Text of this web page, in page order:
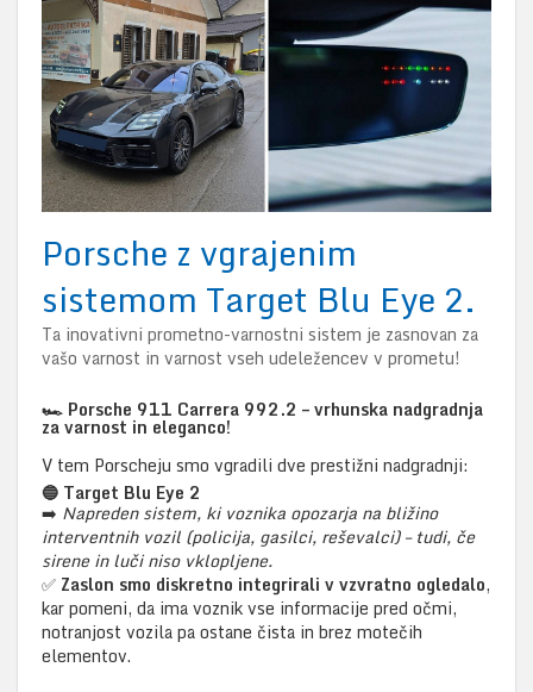
Porsche z vgrajenim
sistemom Target Blu Eye 2.
Ta inovativni prometno-varnostni sistem je zasnovan za
vašo varnost in varnost vseh udeležencev v prometu!
🏎️ Porsche 911 Carrera 992.2 – vrhunska nadgradnja
za varnost in eleganco!
V tem Porscheju smo vgradili dve prestižni nadgradnji:
🔵 Target Blu Eye 2
➡️ Napreden sistem, ki voznika opozarja na bližino
interventnih vozil (policija, gasilci, reševalci) – tudi, če
sirene in luči niso vklopljene.
✅ Zaslon smo diskretno integrirali v vzvratno ogledalo,
kar pomeni, da ima voznik vse informacije pred očmi,
notranjost vozila pa ostane čista in brez motečih
elementov.